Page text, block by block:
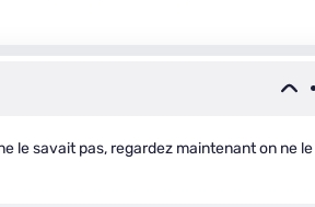
le savait pas, regardez maintenant on ne le